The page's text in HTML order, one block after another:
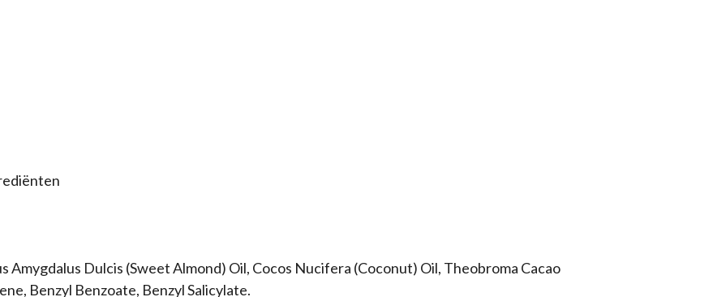
Amygdalus Dulcis (Sweet Almond) Oil, Cocos Nucifera (Coconut) Oil, Theobroma Cacao
Benzyl Benzoate, Benzyl Salicylate.